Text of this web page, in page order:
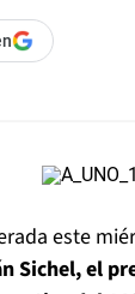
este
Sichel, el